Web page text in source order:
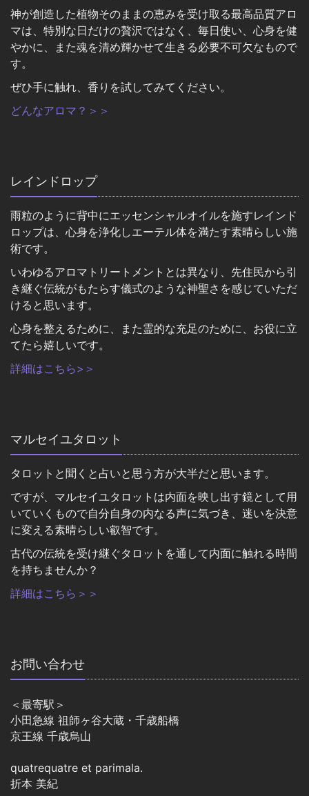
神が創造した植物そのままの恵みを受け取る最高品質アロ
マは、特別な日だけの贅沢ではなく、毎日使い、心身を健
やかに、また魂を清め輝かせて生きる必要不可欠なもので
す。
ぜひ手に触れ、香りを試してみてください。
どんなアロマ？＞＞
レインドロップ
雨粒のように背中にエッセンシャルオイルを施すレインド
ロップは、心身を浄化しエーテル体を満たす素晴らしい施
術です。
いわゆるアロマトリートメントとは異なり、先住民から引
き継ぐ伝統がもたらす儀式のような神聖さを感じていただ
けると思います。
心身を整えるために、また霊的な充足のために、お役に立
てたら嬉しいです。
詳細はこちら>＞
マルセイユタロット
タロットと聞くと占いと思う方が大半だと思います。
ですが、マルセイユタロットは内面を映し出す鏡として用
いていくもので自分自身の内なる声に気づき、迷いを決意
に変える素晴らしい叡智です。
古代の伝統を受け継ぐタロットを通して内面に触れる時間
を持ちませんか？
詳細はこちら＞＞
お問い合わせ
＜最寄駅＞
小田急線 祖師ヶ谷大蔵・千歳船橋
京王線 千歳烏山
quatrequatre et parimala.
折本 美紀